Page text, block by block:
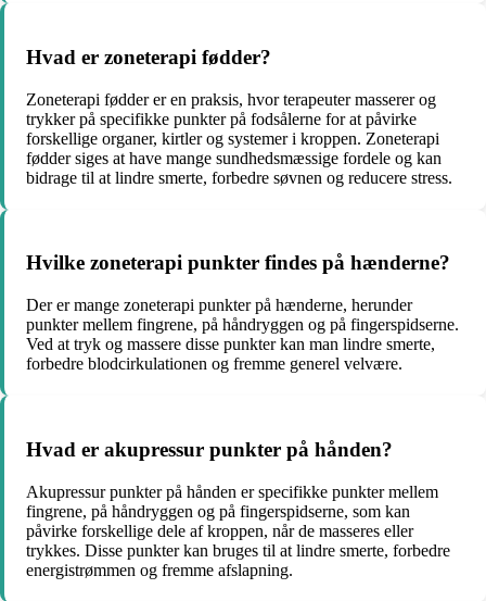
Hvad er zoneterapi fødder?
Zoneterapi fødder er en praksis, hvor terapeuter masserer og
trykker på specifikke punkter på fodsålerne for at påvirke
forskellige organer, kirtler og systemer i kroppen. Zoneterapi
fødder siges at have mange sundhedsmæssige fordele og kan
bidrage til at lindre smerte, forbedre søvnen og reducere stress.
Hvilke zoneterapi punkter findes på hænderne?
Der er mange zoneterapi punkter på hænderne, herunder
punkter mellem fingrene, på håndryggen og på fingerspidserne.
Ved at tryk og massere disse punkter kan man lindre smerte,
forbedre blodcirkulationen og fremme generel velvære.
Hvad er akupressur punkter på hånden?
Akupressur punkter på hånden er specifikke punkter mellem
fingrene, på håndryggen og på fingerspidserne, som kan
påvirke forskellige dele af kroppen, når de masseres eller
trykkes. Disse punkter kan bruges til at lindre smerte, forbedre
energistrømmen og fremme afslapning.